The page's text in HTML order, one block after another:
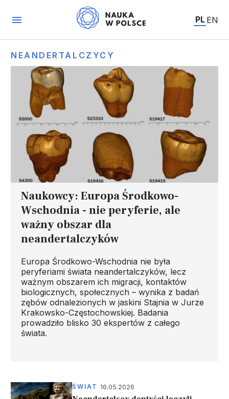
PL EN
NEANDERTALCZYCY
Naukowcy: Europa Środkowo-
Wschodnia - nie peryferie, ale
ważny obszar dla
neandertalczyków
Europa Środkowo-Wschodnia nie była
peryferiami świata neandertalczyków, lecz
ważnym obszarem ich migracji, kontaktów
biologicznych, społecznych – wynika z badań
zębów odnalezionych w jaskini Stajnia w Jurze
Krakowsko-Częstochowskiej. Badania
prowadziło blisko 30 ekspertów z całego
świata.
ŚWIAT 16.05.2026